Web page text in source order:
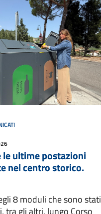
ultime postazioni
nel centro storico.
8 moduli che sono stati
tra gli altri, lungo Corso